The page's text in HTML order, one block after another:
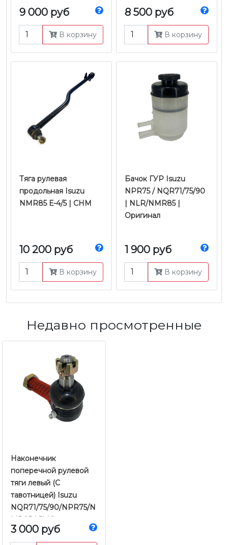
9 000 руб
В корзину
8 500 руб
В корзину
Тяга рулевая
продольная Isuzu
NMR85 Е-4/5 | CHM
10 200 руб
В корзину
Бачок ГУР Isuzu
NPR75 / NQR71/75/90
| NLR/NMR85 |
Оригинал
1 900 руб
В корзину
Недавно просмотренные
Наконечник
поперечной рулевой
тяги левый (С
тавотницей) Isuzu
NQR71/75/90/NPR75/N
MR85 | JMC
3 000 руб